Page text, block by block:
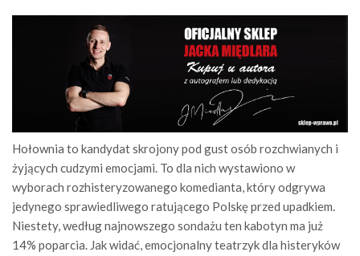
Hołownia to kandydat skrojony pod gust osób rozchwianych i
żyjących cudzymi emocjami. To dla nich wystawiono w
wyborach rozhisteryzowanego komedianta, który odgrywa
jedynego sprawiedliwego ratującego Polskę przed upadkiem.
Niestety, według najnowszego sondażu ten kabotyn ma już
14% poparcia. Jak widać, emocjonalny teatrzyk dla histeryków